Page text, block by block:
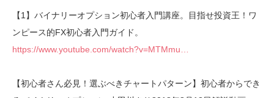
【1】バイナリーオプション初心者入門講座。目指せ投資王！ワ
ンピース的FX初心者入門ガイド。
https://www.youtube.com/watch?v=MTMmu…
【初心者さん必見！選ぶべきチャートパターン】初心者からでき